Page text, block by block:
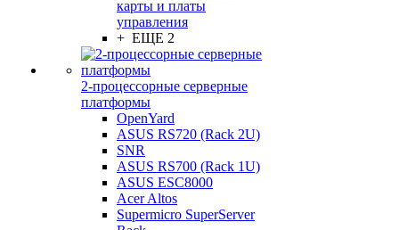
карты и платы
управления
+ ЕЩЕ 2
2-процессорные серверные
платформы
OpenYard
ASUS RS720 (Rack 2U)
SNR
ASUS RS700 (Rack 1U)
ASUS ESC8000
Acer Altos
Supermicro SuperServer